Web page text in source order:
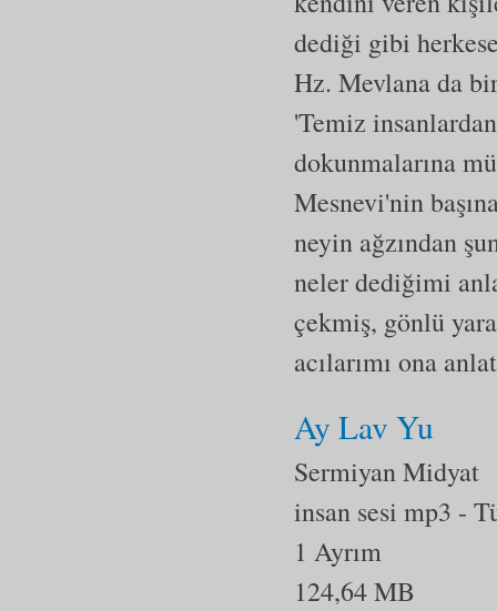
dediği gibi
Hz. Mevlana da
'Temiz
dokunmalarına
Mesnevi'nin
neyin ağzından
neler dediğimi
çekmiş, gönlü
acılarımı ona
Ay Lav Yu
Sermiyan Midyat
insan sesi mp3 -
1 Ayrım
124,64 MB